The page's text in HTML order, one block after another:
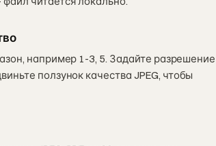
например 1-3, 5. Задайте разрешение
ползунок качества JPEG, чтобы